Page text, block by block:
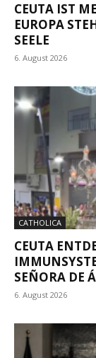
CEUTA IST
EUROPA
SEELE
6. August 2026
CATHOLICA
CEUTA
SEÑORA DE
6. August 2026